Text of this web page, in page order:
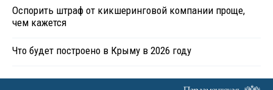
Оспорить штраф от кикшеринговой компании проще,
чем кажется
Что будет построено в Крыму в 2026 году